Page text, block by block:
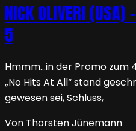
NICK OLIVERI
5
Hmmm…in der Promo zum
„No Hits At All“ stand
gewesen sei, Schluss,
Von Thorsten Jünemann